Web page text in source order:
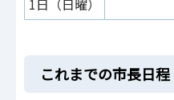
1日（日曜）
これまでの市長日程